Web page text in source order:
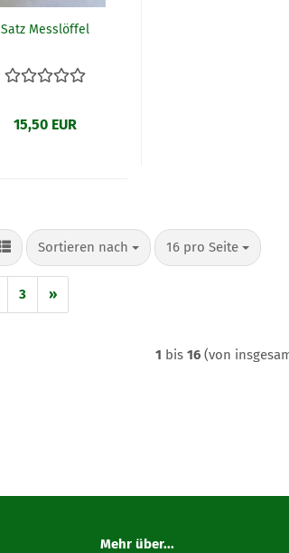
Satz Messlöffel
15,50 EUR
Sortieren nach
Sortieren nach 16 pro Seite
pro Seite
3 »
1 bis 16(von
Mehr über...